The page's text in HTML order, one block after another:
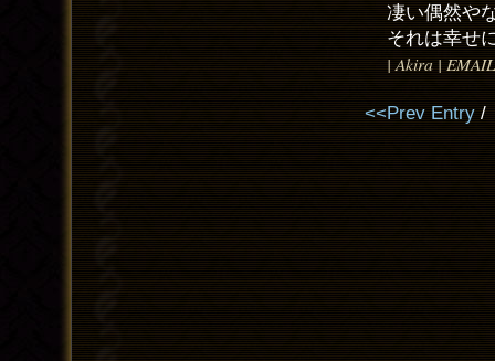
凄い偶然や
それは幸せ
| Akira |
<<Prev Entry/